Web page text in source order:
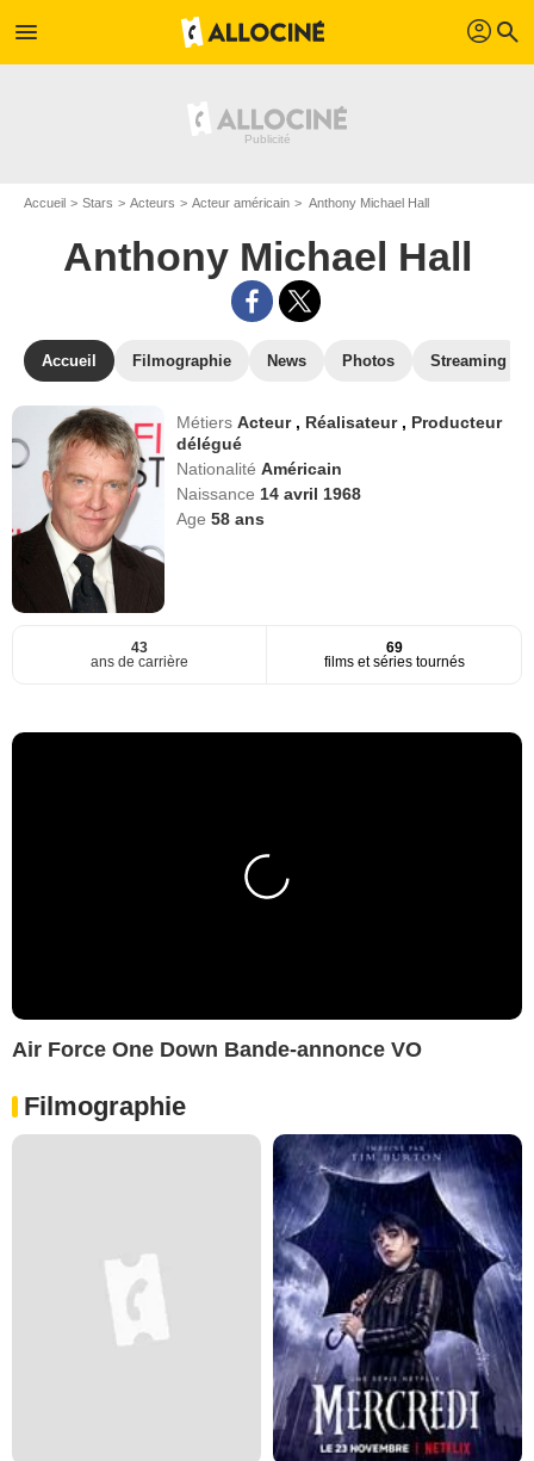
menu profil search
Accueil Stars Acteurs Acteur américain Anthony Michael Hall
Anthony Michael Hall
Accueil Filmographie News Photos Streaming
MétiersActeur , Réalisateur , Producteur
délégué
NationalitéAméricain
Naissance 14 avril 1968
Age58 ans
43
ans de carrière
69
films et séries tournés
Air Force One Down Bande-annonce VO
Filmographie